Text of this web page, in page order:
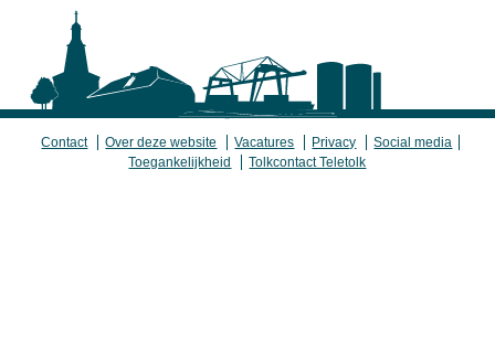
Contact Over deze website Vacatures Privacy
Social media
Toegankelijkheid
Tolkcontact Teletolk